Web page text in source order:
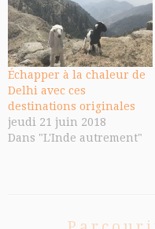
Échapper à la chaleur de
Delhi avec ces
destinations originales
jeudi 21 juin 2018
Dans "L'Inde autrement"